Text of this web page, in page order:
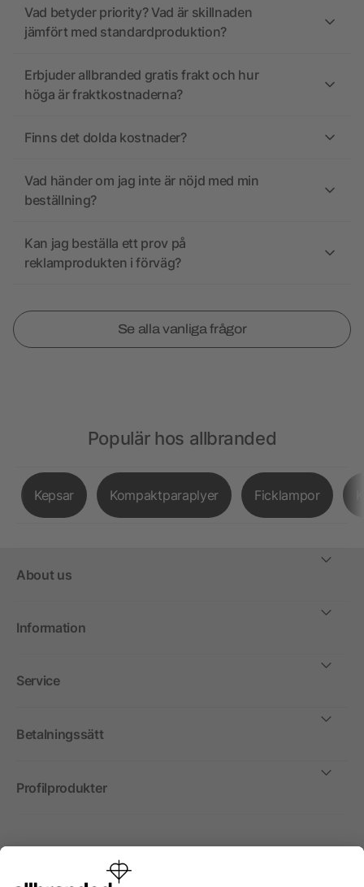
Vad betyder priority? Vad är skillnaden
jämfört med standardproduktion?
Erbjuder allbranded gratis frakt och hur
höga är fraktkostnaderna?
Finns det dolda kostnader?
Vad händer om jag inte är nöjd med min
beställning?
Kan jag beställa ett prov på
reklamprodukten i förväg?
Se alla vanliga frågor
Populär hos allbranded
Kepsar Kompaktparaplyer Ficklampor
About us
Information
Service
Betalningssätt
Profilprodukter
Internationellt